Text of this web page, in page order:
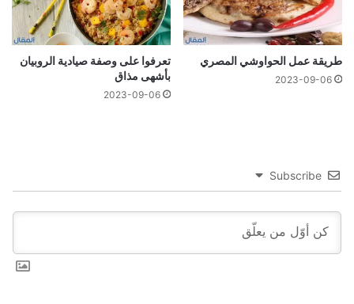
طریقة عمل الحواوشي المصري
2023-09-06
تعرفوا على وصفة صيادية الروبيان
بأشهى مذاق
2023-09-06
Subscribe